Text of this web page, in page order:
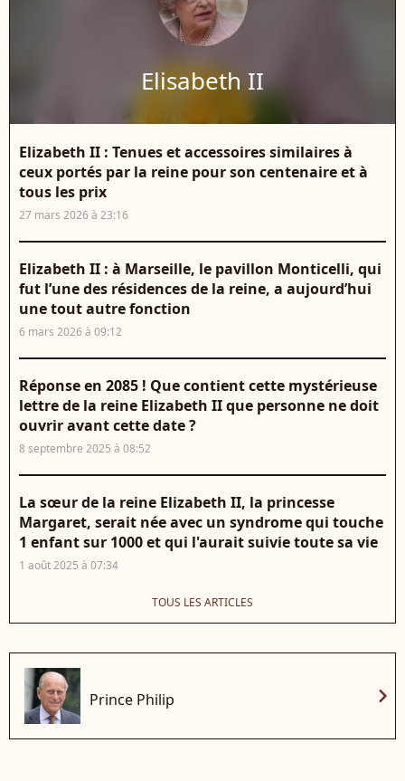
Elisabeth II
Elizabeth II : Tenues et accessoires similaires à
ceux portés par la reine pour son centenaire et à
tous les prix
27 mars 2026 à 23:16
Elizabeth II : à Marseille, le pavillon Monticelli, qui
fut l’une des résidences de la reine, a aujourd’hui
une tout autre fonction
6 mars 2026 à 09:12
Réponse en 2085 ! Que contient cette mystérieuse
lettre de la reine Elizabeth II que personne ne doit
ouvrir avant cette date ?
8 septembre 2025 à 08:52
La sœur de la reine Elizabeth II, la princesse
Margaret, serait née avec un syndrome qui touche
1 enfant sur 1000 et qui l'aurait suivie toute sa vie
1 août 2025 à 07:34
TOUS LES ARTICLES
Prince Philip chevron_right